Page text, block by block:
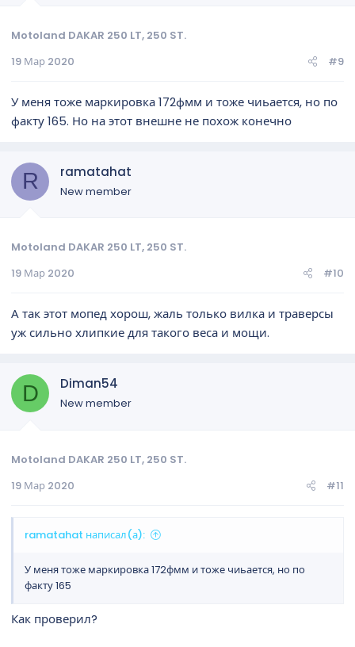
Motoland DAKAR 250 LT, 250 ST.
19 Мар 2020
#9
У меня тоже маркировка 172фмм и тоже чиьается, но по
факту 165. Но на этот внешне не похож конечно
R ramatahat
New member
Motoland DAKAR 250 LT, 250 ST.
19 Мар 2020
#10
А так этот мопед хорош, жаль только вилка и траверсы
уж сильно хлипкие для такого веса и мощи.
D Diman54
New member
Motoland DAKAR 250 LT, 250 ST.
19 Мар 2020
#11
ramatahat написал(а):
У меня тоже маркировка 172фмм и тоже чиьается, но по
факту 165
Как проверил?